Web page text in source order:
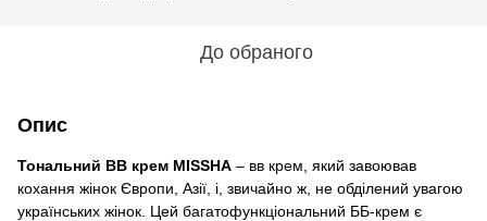
До обраного
Опис
Тональний ВВ крем MISSHA – вв крем, який завоював
кохання жінок Європи, Азії, і, звичайно ж, не обділений увагою
українських жінок. Цей багатофункціональний ББ-крем є